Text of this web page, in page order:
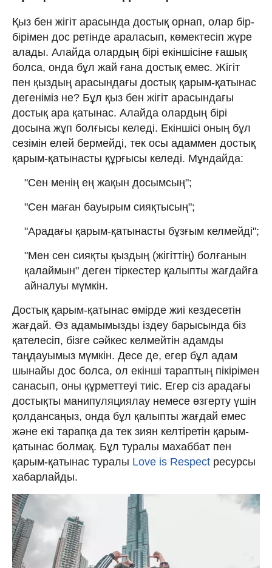
Қыз бен жігіт арасында достық орнап, олар бір-
бірімен дос ретінде араласып, көмектесіп жүре
алады. Алайда олардың бірі екіншісіне ғашық
болса, онда бұл жай ғана достық емес. Жігіт
пен қыздың арасындағы достық қарым-қатынас
дегеніміз не? Бұл қыз бен жігіт арасындағы
достық ара қатынас. Алайда олардың бірі
досына жұп болғысы келеді. Екіншісі оның бұл
сезімін елей бермейді, тек осы адаммен достық
қарым-қатынасты құрғысы келеді. Мұндайда:
"Сен менің ең жақын досымсың";
"Сен маған бауырым сияқтысың";
"Арадағы қарым-қатынасты бұзғым келмейді";
"Мен сен сияқты қыздың (жігіттің) болғанын
қалаймын" деген тіркестер қалыпты жағдайға
айналуы мүмкін.
Достық қарым-қатынас өмірде жиі кездесетін
жағдай. Өз адамымызды іздеу барысында біз
қателесіп, бізге сәйкес келмейтін адамды
таңдауымыз мүмкін. Десе де, егер бұл адам
шынайы дос болса, ол екінші тараптың пікірімен
санасып, оны құрметтеуі тиіс. Егер сіз арадағы
достықты манипуляциялау немесе өзгерту үшін
қолдансаңыз, онда бұл қалыпты жағдай емес
және екі тарапқа да тек зиян келтіретін қарым-
қатынас болмақ. Бұл туралы махаббат пен
қарым-қатынас туралы Love is Respect ресурсы
хабарлайды.